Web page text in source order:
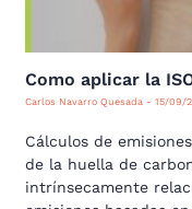
Como aplicar la
Carlos Navarro Quesada 15/09/
Cálculos de
de la huella de
intrínsecamente